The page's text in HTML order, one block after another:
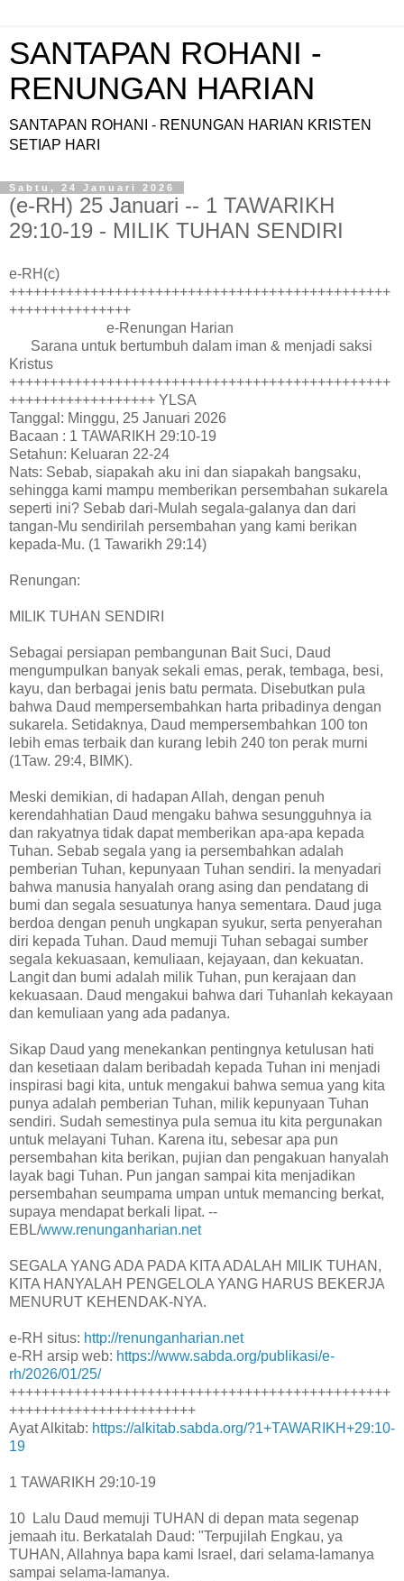
SANTAPAN ROHANI -
RENUNGAN HARIAN
SANTAPAN ROHANI - RENUNGAN HARIAN KRISTEN
SETIAP HARI
Sabtu, 24 Januari 2026
(e-RH) 25 Januari -- 1 TAWARIKH
29:10-19 - MILIK TUHAN SENDIRI
e-RH(c)
+++++++++++++++++++++++++++++++++++++++++++++++
+++++++++++++++
e-Renungan Harian
Sarana untuk bertumbuh dalam iman & menjadi saksi
Kristus
+++++++++++++++++++++++++++++++++++++++++++++++
++++++++++++++++++ YLSA
Tanggal: Minggu, 25 Januari 2026
Bacaan : 1 TAWARIKH 29:10-19
Setahun: Keluaran 22-24
Nats: Sebab, siapakah aku ini dan siapakah bangsaku,
sehingga kami mampu memberikan persembahan sukarela
seperti ini? Sebab dari-Mulah segala-galanya dan dari
tangan-Mu sendirilah persembahan yang kami berikan
kepada-Mu. (1 Tawarikh 29:14)
Renungan:
MILIK TUHAN SENDIRI
Sebagai persiapan pembangunan Bait Suci, Daud
mengumpulkan banyak sekali emas, perak, tembaga, besi,
kayu, dan berbagai jenis batu permata. Disebutkan pula
bahwa Daud mempersembahkan harta pribadinya dengan
sukarela. Setidaknya, Daud mempersembahkan 100 ton
lebih emas terbaik dan kurang lebih 240 ton perak murni
(1Taw. 29:4, BIMK).
Meski demikian, di hadapan Allah, dengan penuh
kerendahhatian Daud mengaku bahwa sesungguhnya ia
dan rakyatnya tidak dapat memberikan apa-apa kepada
Tuhan. Sebab segala yang ia persembahkan adalah
pemberian Tuhan, kepunyaan Tuhan sendiri. Ia menyadari
bahwa manusia hanyalah orang asing dan pendatang di
bumi dan segala sesuatunya hanya sementara. Daud juga
berdoa dengan penuh ungkapan syukur, serta penyerahan
diri kepada Tuhan. Daud memuji Tuhan sebagai sumber
segala kekuasaan, kemuliaan, kejayaan, dan kekuatan.
Langit dan bumi adalah milik Tuhan, pun kerajaan dan
kekuasaan. Daud mengakui bahwa dari Tuhanlah kekayaan
dan kemuliaan yang ada padanya.
Sikap Daud yang menekankan pentingnya ketulusan hati
dan kesetiaan dalam beribadah kepada Tuhan ini menjadi
inspirasi bagi kita, untuk mengakui bahwa semua yang kita
punya adalah pemberian Tuhan, milik kepunyaan Tuhan
sendiri. Sudah semestinya pula semua itu kita pergunakan
untuk melayani Tuhan. Karena itu, sebesar apa pun
persembahan kita berikan, pujian dan pengakuan hanyalah
layak bagi Tuhan. Pun jangan sampai kita menjadikan
persembahan seumpama umpan untuk memancing berkat,
supaya mendapat berkali lipat. --
EBL/www.renunganharian.net
SEGALA YANG ADA PADA KITA ADALAH MILIK TUHAN,
KITA HANYALAH PENGELOLA YANG HARUS BEKERJA
MENURUT KEHENDAK-NYA.
e-RH situs: http://renunganharian.net
e-RH arsip web: https://www.sabda.org/publikasi/e-
rh/2026/01/25/
+++++++++++++++++++++++++++++++++++++++++++++++
+++++++++++++++++++++++
Ayat Alkitab: https://alkitab.sabda.org/?1+TAWARIKH+29:10-
19
1 TAWARIKH 29:10-19
10 Lalu Daud memuji TUHAN di depan mata segenap
jemaah itu. Berkatalah Daud: "Terpujilah Engkau, ya
TUHAN, Allahnya bapa kami Israel, dari selama-lamanya
sampai selama-lamanya.